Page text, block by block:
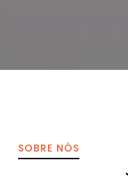
SOBRE NÓS